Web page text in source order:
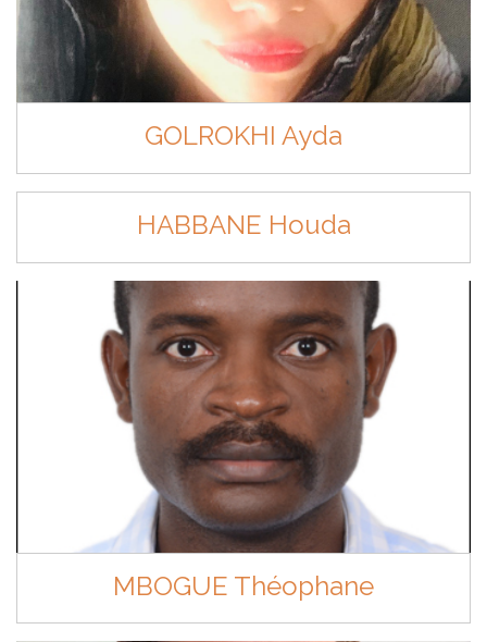
GOLROKHI Ayda
HABBANE Houda
MBOGUE Théophane